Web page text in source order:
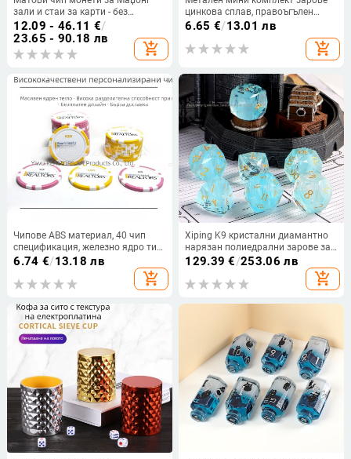
зали и стаи за карти - без
номинал, забавление
12.09 - 46.11 €/
23.65 - 90.18 лв
add_shopping_cart
цинкова сплав, правоъгълен
стил, четири страни дизайн,
персонализирана обработка, за
шах и игри с карти
6.65 €/13.01 лв
add_shopping_cart
Чипове ABS материал, 40 чип
спецификация, железно ядро тип
A-E
6.74 €/13.18 лв
add_shopping_cart
Xiping K9 кристални диамантно
нарязан полиедрални зарове за
DND TRPG (Dungeons & Dragons)
129.39 €/253.06 лв
add_shopping_cart